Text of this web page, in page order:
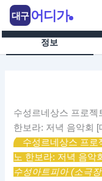
츠
정보
수성르네상스 프로
한보라: 저녁 음악회 [
수성르네상스 프
노 한보라: 저녁 음악
수성아트피아 (소극
대구 어디가